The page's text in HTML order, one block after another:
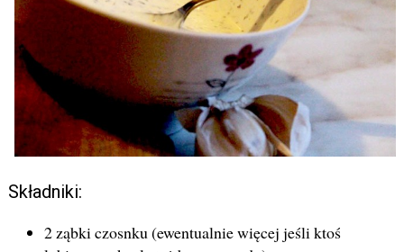
Składniki:
2 ząbki czosnku (ewentualnie więcej jeśli ktoś